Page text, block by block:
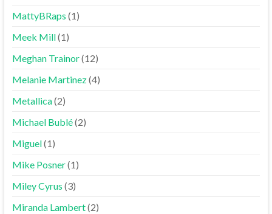
MattyBRaps (1)
Meek Mill(1)
Meghan Trainor(12)
Melanie Martinez(4)
Metallica(2)
Michael Bublé(2)
Miguel(1)
Mike Posner(1)
Miley Cyrus (3)
Miranda Lambert(2)